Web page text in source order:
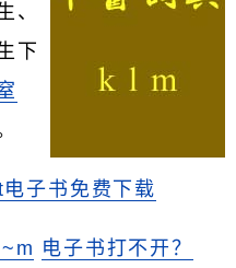
、
下
子书免费下载
电子书打不开？